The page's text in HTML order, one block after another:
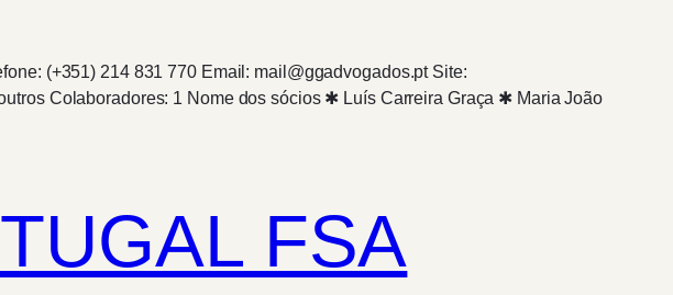
(+351) 214 831 770 Email: mail@ggadvogados.pt Site:
Colaboradores: 1 Nome dos sócios ✱ Luís Carreira Graça ✱ Maria João
FSA